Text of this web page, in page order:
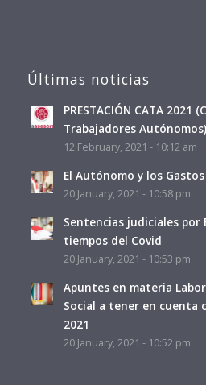
Últimas noticias
PRESTACIÓN CATA 2021
Trabajadores Autónomos)
12 February, 2021 - 10:12 am
El Autónomo y los
20 January, 2021 - 10:58 pm
Sentencias judiciales por
tiempos del Covid
20 January, 2021 - 10:53 pm
Apuntes en materia
Social a tener en cuenta
2021
20 January, 2021 - 10:52 pm